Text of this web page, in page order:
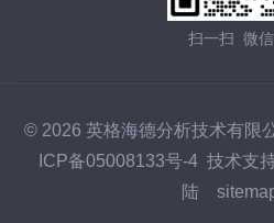
扫一扫 微
© 2026 英格海德分析技术有限
ICP备05008133号-4 技术支
陆